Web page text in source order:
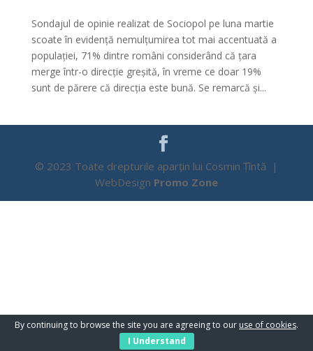
Sondajul de opinie realizat de Sociopol pe luna martie
scoate în evidență nemulțumirea tot mai accentuată a
populației, 71% dintre români considerând că țara
merge într-o direcție greșită, în vreme ce doar 19%
sunt de părere că direcția este bună. Se remarcă și...
© 2023 Toate drepturile aparțin lui Cosmin Țîntă |
WebDesign Promo Zone
By continuing to browse the site you are agreeing to our use of cookies.
I Understand